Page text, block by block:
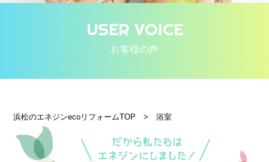
USER VOICE
お客様の声
浜松のエネジンecoリフォームTOP >浴室